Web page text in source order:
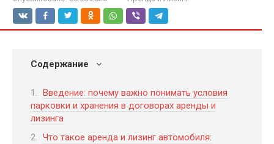
Содержание
Введение: почему важно понимать условия
парковки и хранения в договорах аренды и
лизинга
Что такое аренда и лизинг автомобиля: